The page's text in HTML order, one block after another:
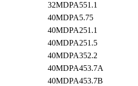
32MDPA551.1
40MDPA5.75
40MDPA251.1
40MDPA251.5
40MDPA352.2
40MDPA453.7A
40MDPA453.7B